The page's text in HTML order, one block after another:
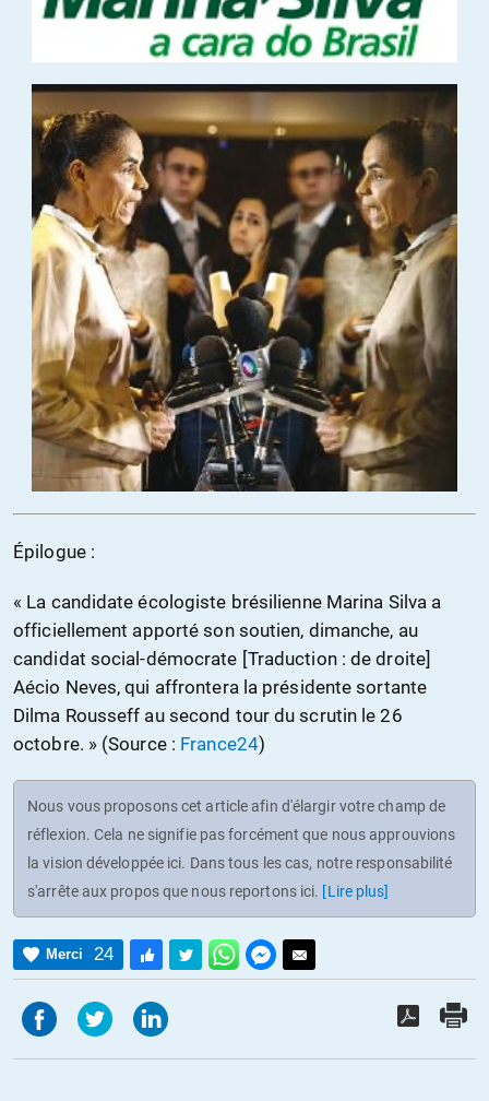
Épilogue :
« La candidate écologiste brésilienne Marina Silva a
officiellement apporté son soutien, dimanche, au
candidat social-démocrate [Traduction : de droite]
Aécio Neves, qui affrontera la présidente sortante
Dilma Rousseff au second tour du scrutin le 26
octobre. » (Source : France24)
Nous vous proposons cet article afin d'élargir votre champ de
réflexion. Cela ne signifie pas forcément que nous approuvions
la vision développée ici. Dans tous les cas, notre responsabilité
s'arrête aux propos que nous reportons ici. [Lire plus]
Merci 24